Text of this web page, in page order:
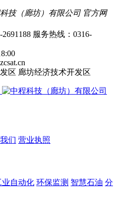
技（廊坊）有限公司 官方网
服务热线：0316-
廊坊经济技术开发区
们 营业执照
业自动化 环保监测 智慧石油 分